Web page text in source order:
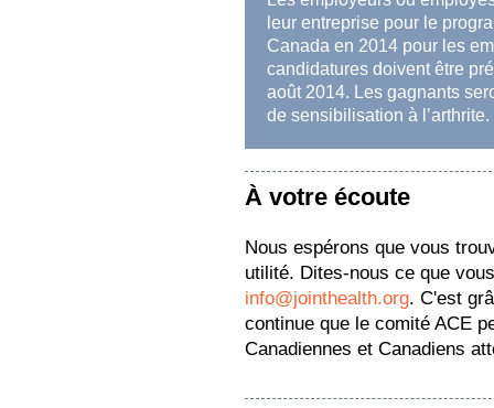
leur entreprise pour le
Canada en 2014 pour les
candidatures doivent être
août 2014. Les gagnants
de sensibilisation à l’arthrite.
À votre écoute
Nous espérons que vous
utilité. Dites-nous ce que
info@jointhealth.org. C'est
continue que le comité ACE
Canadiennes et Canadiens